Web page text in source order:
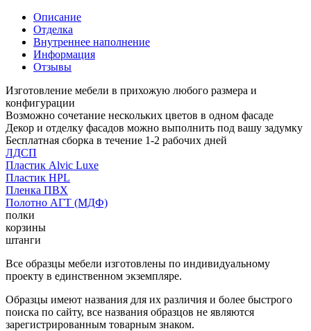
Описание
Отделка
Внутреннее наполнение
Информация
Отзывы
Изготовление мебели в прихожую любого размера и
конфигурации
Возможно сочетание нескольких цветов в одном фасаде
Декор и отделку фасадов можно выполнить под вашу задумку
Бесплатная сборка в течение 1-2 рабочих дней
ЛДСП
Пластик Alvic Luxe
Пластик HPL
Пленка ПВХ
Полотно АГТ (МДФ)
полки
корзины
штанги
Все образцы мебели изготовлены по индивидуальному
проекту в единственном экземпляре.
Образцы имеют названия для их различия и более быстрого
поиска по сайту, все названия образцов не являются
зарегистрированным товарным знаком.